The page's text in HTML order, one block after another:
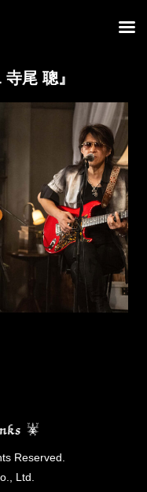
尾 聰』
Reserved.
Ltd.